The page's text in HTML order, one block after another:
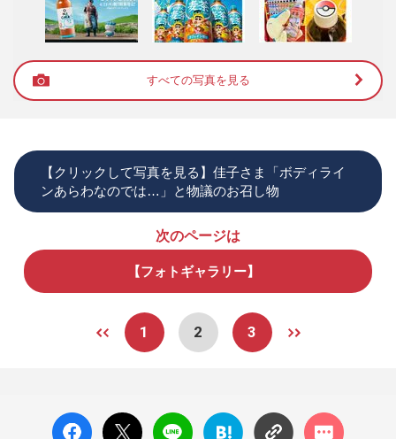
すべての写真を見る
【クリックして写真を見る】佳子さま「ボディライ
ンあらわなのでは…」と物議のお召し物
次のページは
【フォトギャラリー】
1 2 3
facebo
X ポス
LINE
はてな
コメン